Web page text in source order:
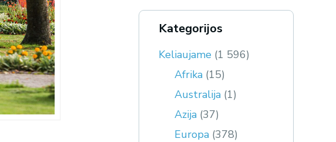
Kategorijos
Keliaujame (1 596)
Afrika (15)
Australija (1)
Azija (37)
Europa (378)